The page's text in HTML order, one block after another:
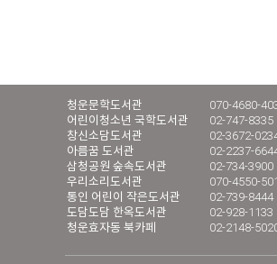
청운문학도서관 070-4680-
어린이청소년 국학도서관
02-747-8335
창신소담도서관
02-3672-
아름꿈 도서관
02-2237-
삼청공원 숲속도서관
02-734-3900
우리소리도서관
070-4550-
통인 어린이 작은도서관
02-739-8444
도담도담 한옥도서관
02-928-1133
청운효자동 북카페
02-2148-